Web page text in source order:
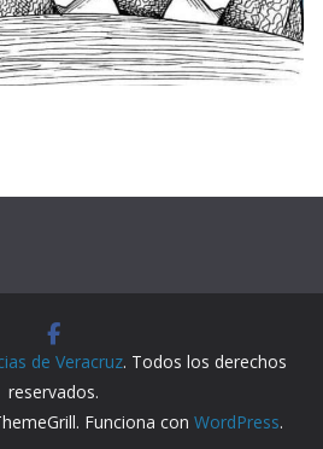
de Veracruz. Todos los derechos
reservados.
Funciona con WordPress.